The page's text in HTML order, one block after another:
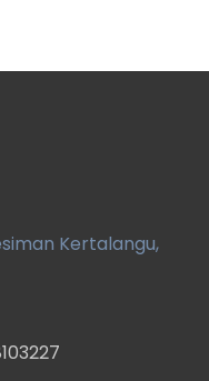
Kertalangu,